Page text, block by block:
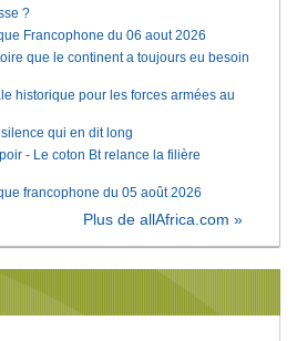
?
Francophone du 06 aout 2026
que le continent a toujours eu besoin
historique pour les forces armées au
qui en dit long
- Le coton Bt relance la filière
francophone du 05 août 2026
Plus de allAfrica.com »